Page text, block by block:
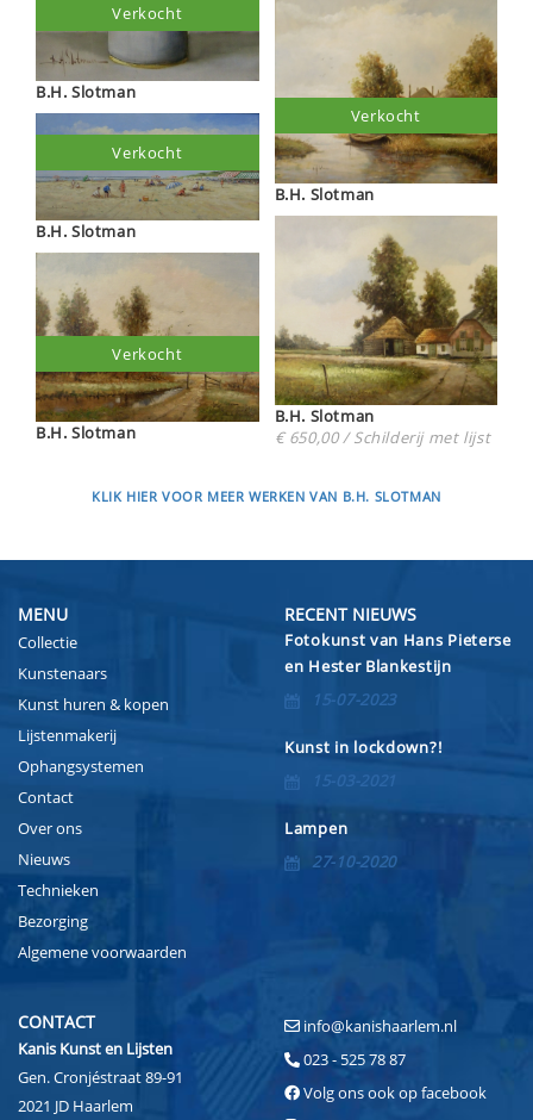
B.H. Slotman
Verkocht
B.H. Slotman
Verkocht
B.H. Slotman
Verkocht
B.H. Slotman
Verkocht
B.H. Slotman
€ 650,00 / Schilderij met lijst
KLIK HIER VOOR MEER WERKEN VAN B.H. SLOTMAN
MENU
Collectie
Kunstenaars
Kunst huren & kopen
Lijstenmakerij
Ophangsystemen
Contact
Over ons
Nieuws
Technieken
Bezorging
Algemene voorwaarden
RECENT NIEUWS
Fotokunst van Hans Pieterse
en Hester Blankestijn
15-07-2023
Kunst in lockdown?!
15-03-2021
Lampen
27-10-2020
CONTACT
Kanis Kunst en Lijsten
Gen. Cronjéstraat 89-91
2021 JD Haarlem
info@kanishaarlem.nl
023 - 525 78 87
Volg ons ook op facebook